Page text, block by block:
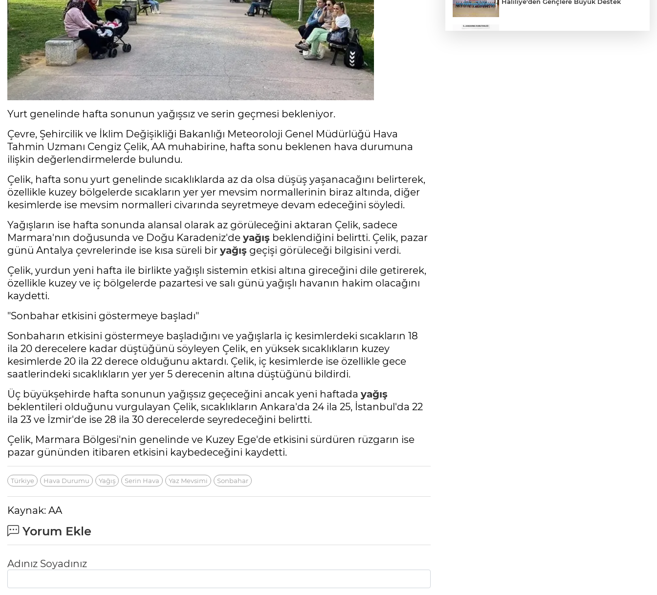
Yurt genelinde hafta sonunun yağışsız ve serin geçmesi bekleniyor.
Çevre, Şehircilik ve İklim Değişikliği Bakanlığı Meteoroloji Genel Müdürlüğü Hava
Tahmin Uzmanı Cengiz Çelik, AA muhabirine, hafta sonu beklenen hava durumuna
ilişkin değerlendirmelerde bulundu.
Çelik, hafta sonu yurt genelinde sıcaklıklarda az da olsa düşüş yaşanacağını belirterek,
özellikle kuzey bölgelerde sıcakların yer yer mevsim normallerinin biraz altında, diğer
kesimlerde ise mevsim normalleri civarında seyretmeye devam edeceğini söyledi.
Yağışların ise hafta sonunda alansal olarak az görüleceğini aktaran Çelik, sadece
Marmara'nın doğusunda ve Doğu Karadeniz'de yağış beklendiğini belirtti. Çelik, pazar
günü Antalya çevrelerinde ise kısa süreli bir yağış geçişi görüleceği bilgisini verdi.
Çelik, yurdun yeni hafta ile birlikte yağışlı sistemin etkisi altına gireceğini dile getirerek,
özellikle kuzey ve iç bölgelerde pazartesi ve salı günü yağışlı havanın hakim olacağını
kaydetti.
"Sonbahar etkisini göstermeye başladı"
Sonbaharın etkisini göstermeye başladığını ve yağışlarla iç kesimlerdeki sıcakların 18
ila 20 derecelere kadar düştüğünü söyleyen Çelik, en yüksek sıcaklıkların kuzey
kesimlerde 20 ila 22 derece olduğunu aktardı. Çelik, iç kesimlerde ise özellikle gece
saatlerindeki sıcaklıkların yer yer 5 derecenin altına düştüğünü bildirdi.
Üç büyükşehirde hafta sonunun yağışsız geçeceğini ancak yeni haftada yağış
beklentileri olduğunu vurgulayan Çelik, sıcaklıkların Ankara'da 24 ila 25, İstanbul'da 22
ila 23 ve İzmir'de ise 28 ila 30 derecelerde seyredeceğini belirtti.
Çelik, Marmara Bölgesi'nin genelinde ve Kuzey Ege'de etkisini sürdüren rüzgarın ise
pazar gününden itibaren etkisini kaybedeceğini kaydetti.
Türkiye Hava Durumu Yağış Serin Hava Yaz Mevsimi Sonbahar
Kaynak: AA
Yorum Ekle
Adınız Soyadınız